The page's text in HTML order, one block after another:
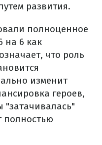
развития.
полноценное
на 6 как
что роль
изменит
героев,
"затачивалась"
полностью